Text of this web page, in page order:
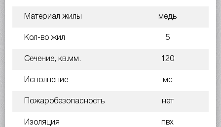
Материал жилы медь
Кол-во жил 5
Сечение, кв.мм. 120
Исполнение мс
Пожаробезопасность нет
Изоляция пвх